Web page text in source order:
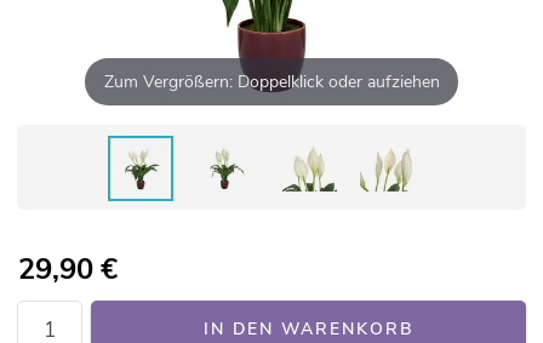
Zum Vergrößern: Doppelklick oder aufziehen
29,90€
IN DEN WARENKORB